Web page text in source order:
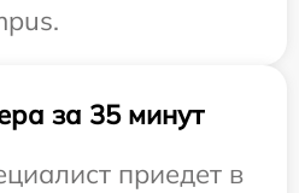
за 35 минут
приедет в